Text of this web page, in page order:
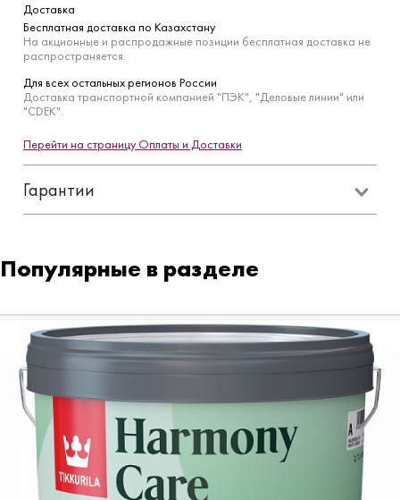
Доставка
Бесплатная доставка по Казахстану
На акционные и распродажные позиции бесплатная доставка не
распространяется.
Для всех остальных регионов России
Доставка транспортной компанией "ПЭК", "Деловые линии" или
"CDEK".
Перейти на страницу Оплаты и Доставки
Гарантии
Популярные в разделе